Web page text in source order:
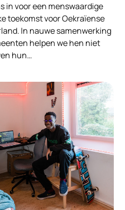
in voor een menswaardige
toekomst voor Oekraïense
In nauwe samenwerking
helpen we hen niet
hun…